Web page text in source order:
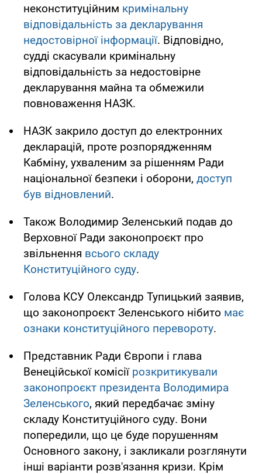
неконституційним кримінальну
відповідальність за декларування
недостовірної інформації. Відповідно,
судді скасували кримінальну
відповідальність за недостовірне
декларування майна та обмежили
повноваження НАЗК.
НАЗК закрило доступ до електронних
декларацій, проте розпорядженням
Кабміну, ухваленим за рішенням Ради
національної безпеки і оборони, доступ
був відновлений.
Також Володимир Зеленський подав до
Верховної Ради законопроєкт про
звільнення всього складу
Конституційного суду.
Голова КСУ Олександр Тупицький заявив,
що законопроєкт Зеленського нібито має
ознаки конституційного перевороту.
Представник Ради Європи і глава
Венеційської комісії розкритикували
законопроєкт президента Володимира
Зеленського, який передбачає зміну
складу Конституційного суду. Вони
попередили, що це буде порушенням
Основного закону, і закликали розглянути
інші варіанти розв'язання кризи. Крім